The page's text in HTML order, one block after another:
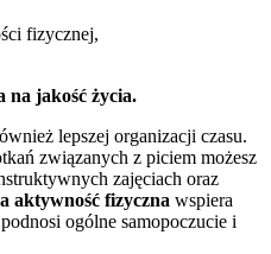
fizycznej,
na jakość życia.
lepszej organizacji czasu.
związanych z piciem możesz
zajęciach oraz
aktywność fizyczna wspiera
ogólne samopoczucie i